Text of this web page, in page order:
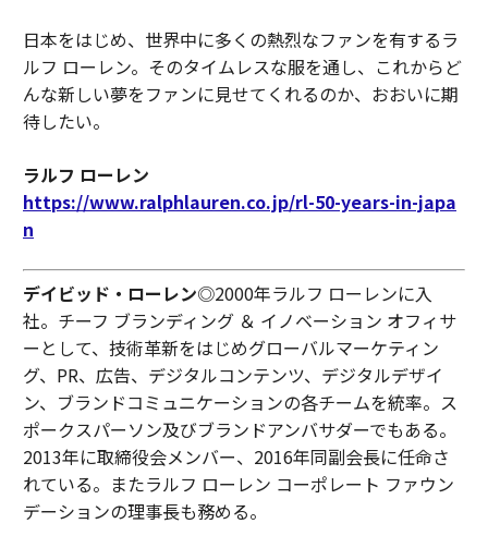
日本をはじめ、世界中に多くの熱烈なファンを有するラ
ルフ ローレン。そのタイムレスな服を通し、これからど
んな新しい夢をファンに見せてくれるのか、おおいに期
待したい。
ラルフ ローレン
https://www.ralphlauren.co.jp/rl-50-years-in-japa
n
デイビッド・ローレン◎2000年ラルフ ローレンに入
社。チーフ ブランディング ＆ イノベーション オフィサ
ーとして、技術革新をはじめグローバルマーケティン
グ、PR、広告、デジタルコンテンツ、デジタルデザイ
ン、ブランドコミュニケーションの各チームを統率。ス
ポークスパーソン及びブランドアンバサダーでもある。
2013年に取締役会メンバー、2016年同副会長に任命さ
れている。またラルフ ローレン コーポレート ファウン
デーションの理事長も務める。